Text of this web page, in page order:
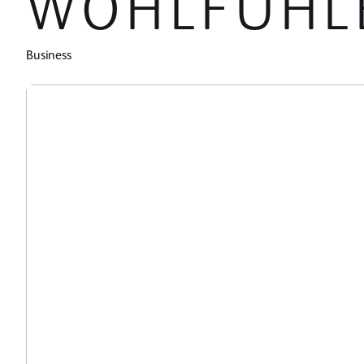
Business